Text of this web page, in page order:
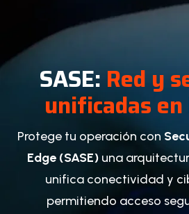
SASE: Red y
unificadas
Protege tu operación con
Edge (SASE) una
unifica conectividad y
permitiendo acceso